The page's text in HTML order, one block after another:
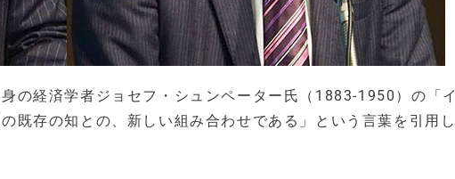
の経済学者ジョセフ・シュンペーター氏（1883-1950）の「イ
既存の知との、新しい組み合わせである」という言葉を引用し